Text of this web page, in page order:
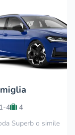
1-4
4
Superb o simile